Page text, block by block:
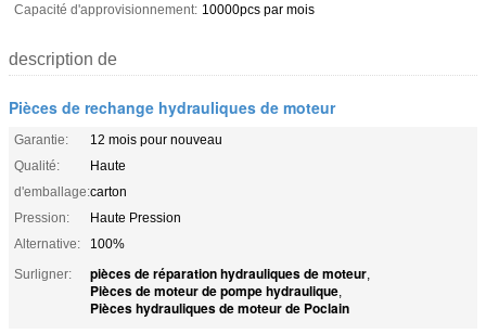
Capacité d'approvisionnement: 10000pcs par mois
description de
Pièces de rechange hydrauliques de moteur
Garantie:
12 mois pour nouveau
Qualité:
Haute
d'emballage:carton
Pression:
Haute Pression
Alternative:
100%
Surligner:
pièces de réparation hydrauliques de moteur,
Pièces de moteur de pompe hydraulique,
Pièces hydrauliques de moteur de Poclain